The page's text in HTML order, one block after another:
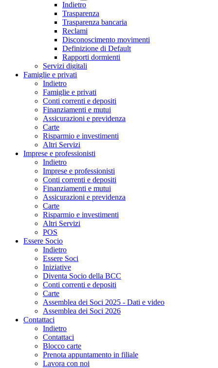
Indietro
Trasparenza
Trasparenza bancaria
Reclami
Disconoscimento movimenti
Definizione di Default
Rapporti dormienti
Servizi digitali
Famiglie e privati
Indietro
Famiglie e privati
Conti correnti e depositi
Finanziamenti e mutui
Assicurazioni e previdenza
Carte
Risparmio e investimenti
Altri Servizi
Imprese e professionisti
Indietro
Imprese e professionisti
Conti correnti e depositi
Finanziamenti e mutui
Assicurazioni e previdenza
Carte
Risparmio e investimenti
Altri Servizi
POS
Essere Socio
Indietro
Essere Soci
Iniziative
Diventa Socio della BCC
Conti correnti e depositi
Carte
Assemblea dei Soci 2025 - Dati e video
Assemblea dei Soci 2026
Contattaci
Indietro
Contattaci
Blocco carte
Prenota appuntamento in filiale
Lavora con noi